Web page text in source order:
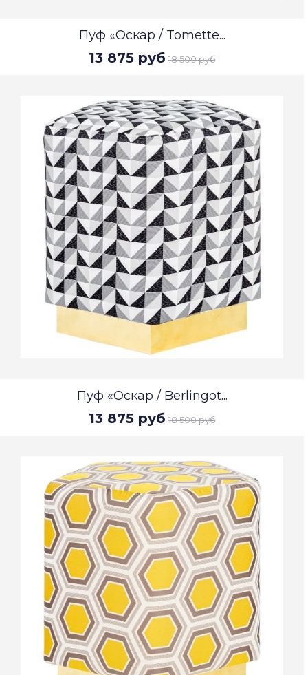
Пуф «Оскар / Tomette...
13 875 руб 18 500 руб
Пуф «Оскар / Berlingot...
13 875 руб 18 500 руб